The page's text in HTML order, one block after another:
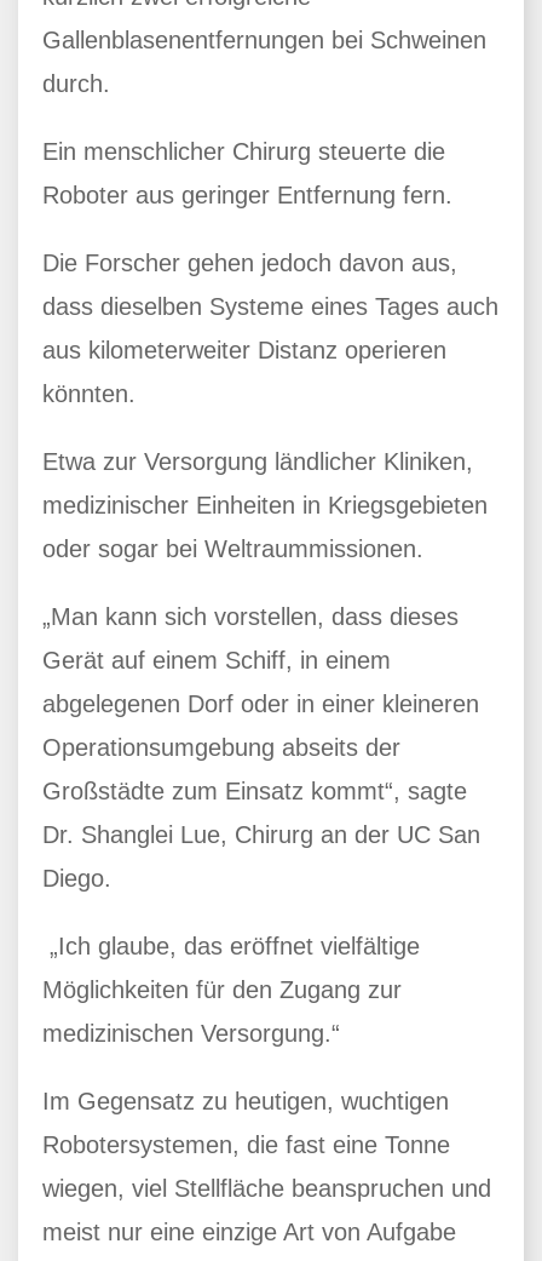
Gallenblasenentfernungen bei Schweinen
durch.
Ein menschlicher Chirurg steuerte die
Roboter aus geringer Entfernung fern.
Die Forscher gehen jedoch davon aus,
dass dieselben Systeme eines Tages auch
aus kilometerweiter Distanz operieren
könnten.
Etwa zur Versorgung ländlicher Kliniken,
medizinischer Einheiten in Kriegsgebieten
oder sogar bei Weltraummissionen.
„Man kann sich vorstellen, dass dieses
Gerät auf einem Schiff, in einem
abgelegenen Dorf oder in einer kleineren
Operationsumgebung abseits der
Großstädte zum Einsatz kommt“, sagte
Dr. Shanglei Lue, Chirurg an der UC San
Diego.
„Ich glaube, das eröffnet vielfältige
Möglichkeiten für den Zugang zur
medizinischen Versorgung.“
Im Gegensatz zu heutigen, wuchtigen
Robotersystemen, die fast eine Tonne
wiegen, viel Stellfläche beanspruchen und
meist nur eine einzige Art von Aufgabe